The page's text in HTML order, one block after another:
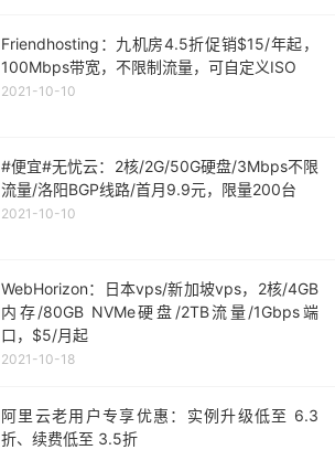
Friendhosting：九机房4.5折促销$15/年起，
100Mbps带宽，不限制流量，可自定义ISO
2021-10-10
#便宜#无忧云：2核/2G/50G硬盘/3Mbps不限
流量/洛阳BGP线路/首月9.9元，限量200台
2021-10-10
WebHorizon：日本vps/新加坡vps，2核/4GB
内存/80GB NVMe硬盘/2TB流量/1Gbps端
口，$5/月起
2021-10-18
阿里云老用户专享优惠：实例升级低至 6.3
折、续费低至 3.5折